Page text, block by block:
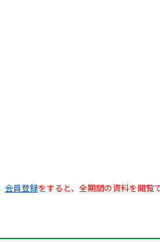
会員登録をすると、全期間の資料を閲覧